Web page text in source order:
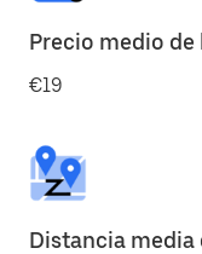
Precio medio de
€19
Distancia media